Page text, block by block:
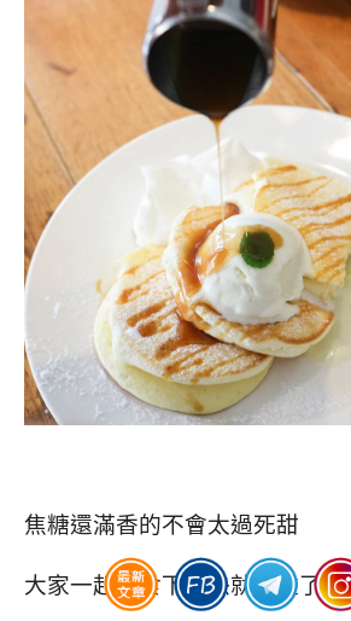
焦糖還滿香的不會太過死甜
大家一起分食下很快就清盤了